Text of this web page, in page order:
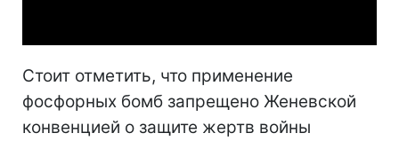
Стоит отметить, что применение
фосфорных бомб запрещено Женевской
конвенцией о защите жертв войны